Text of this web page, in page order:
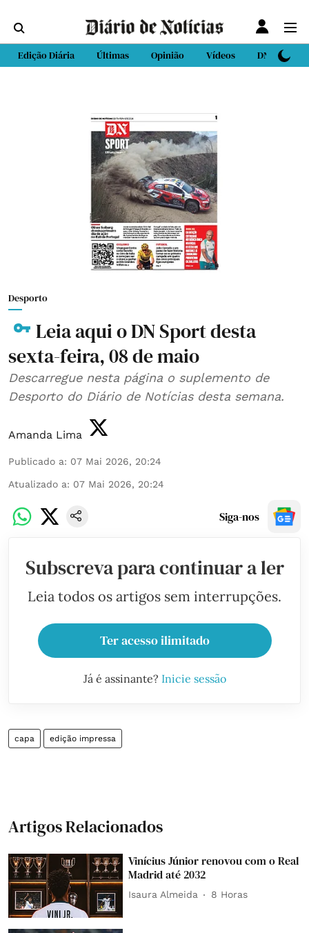
Edição Diária Últimas Opinião Vídeos DN Sport
Desporto
Leia aqui o DN Sport desta
sexta-feira, 08 de maio
Descarregue nesta página o suplemento de
Desporto do Diário de Notícias desta semana.
Amanda Lima
Publicado a: 07 Mai 2026, 20:24
Atualizado a: 07 Mai 2026, 20:24
Siga-nos
Subscreva para continuar a ler
Leia todos os artigos sem interrupções.
Ter acesso ilimitado
Já é assinante? Inicie sessão
capa edição impressa
Artigos Relacionados
Vinícius Júnior renovou com o Real
Madrid até 2032
Isaura Almeida 8 Horas